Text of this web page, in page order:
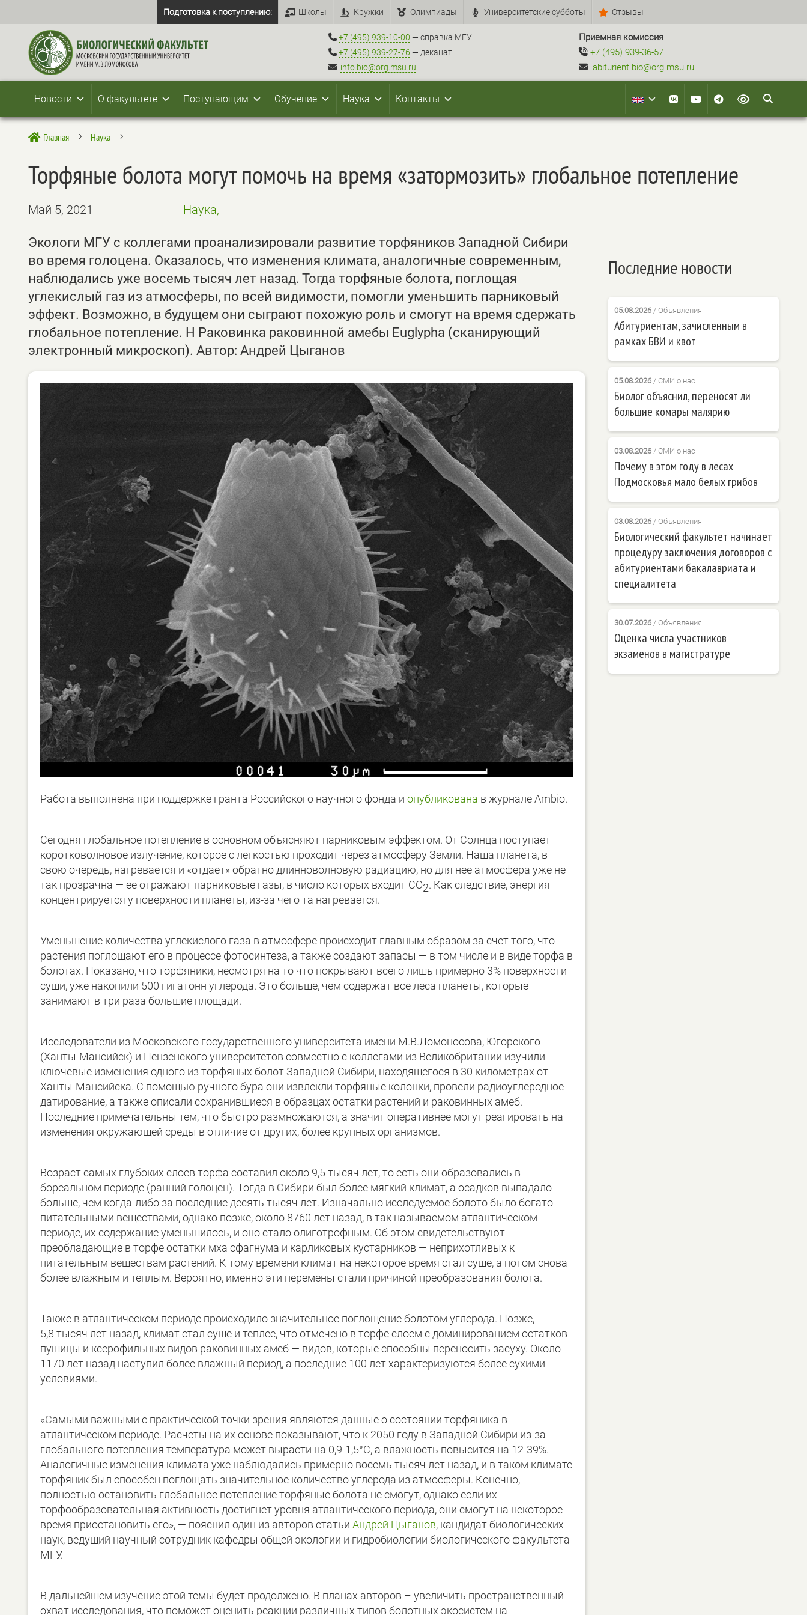
Подготовка к поступлению: Школы Кружки Олимпиады Университетские субботы Отзывы
+7 (495) 939-10-00 — справка МГУ
+7 (495) 939-27-76 — деканат
info.bio@org.msu.ru
Приемная комиссия
+7 (495) 939-36-57
abiturient.bio@org.msu.ru
Новости О факультете Поступающим Обучение Наука Контакты
 Главная 5 Наука 5
Торфяные болота могут помочь на время «затормозить» глобальное потепление
Май 5, 2021 Наука,
Экологи МГУ с коллегами проанализировали развитие торфяников Западной Сибири
во время голоцена. Оказалось, что изменения климата, аналогичные современным,
наблюдались уже восемь тысяч лет назад. Тогда торфяные болота, поглощая
углекислый газ из атмосферы, по всей видимости, помогли уменьшить парниковый
эффект. Возможно, в будущем они сыграют похожую роль и смогут на время сдержать
глобальное потепление. Н Раковинка раковинной амебы Euglypha (сканирующий
электронный микроскоп). Автор: Андрей Цыганов
Работа выполнена при поддержке гранта Российского научного фонда и опубликована в журнале Ambio.
Сегодня глобальное потепление в основном объясняют парниковым эффектом. От Солнца поступает
коротковолновое излучение, которое с легкостью проходит через атмосферу Земли. Наша планета, в
свою очередь, нагревается и «отдает» обратно длинноволновую радиацию, но для нее атмосфера уже не
так прозрачна — ее отражают парниковые газы, в число которых входит CO2. Как следствие, энергия
концентрируется у поверхности планеты, из-за чего та нагревается.
Уменьшение количества углекислого газа в атмосфере происходит главным образом за счет того, что
растения поглощают его в процессе фотосинтеза, а также создают запасы — в том числе и в виде торфа в
болотах. Показано, что торфяники, несмотря на то что покрывают всего лишь примерно 3% поверхности
суши, уже накопили 500 гигатонн углерода. Это больше, чем содержат все леса планеты, которые
занимают в три раза большие площади.
Исследователи из Московского государственного университета имени М.В.Ломоносова, Югорского
(Ханты-Мансийск) и Пензенского университетов совместно с коллегами из Великобритании изучили
ключевые изменения одного из торфяных болот Западной Сибири, находящегося в 30 километрах от
Ханты-Мансийска. С помощью ручного бура они извлекли торфяные колонки, провели радиоуглеродное
датирование, а также описали сохранившиеся в образцах остатки растений и раковинных амеб.
Последние примечательны тем, что быстро размножаются, а значит оперативнее могут реагировать на
изменения окружающей среды в отличие от других, более крупных организмов.
Возраст самых глубоких слоев торфа составил около 9,5 тысяч лет, то есть они образовались в
бореальном периоде (ранний голоцен). Тогда в Сибири был более мягкий климат, а осадков выпадало
больше, чем когда-либо за последние десять тысяч лет. Изначально исследуемое болото было богато
питательными веществами, однако позже, около 8760 лет назад, в так называемом атлантическом
периоде, их содержание уменьшилось, и оно стало олиготрофным. Об этом свидетельствуют
преобладающие в торфе остатки мха сфагнума и карликовых кустарников — неприхотливых к
питательным веществам растений. К тому времени климат на некоторое время стал суше, а потом снова
более влажным и теплым. Вероятно, именно эти перемены стали причиной преобразования болота.
Также в атлантическом периоде происходило значительное поглощение болотом углерода. Позже,
5,8 тысяч лет назад, климат стал суше и теплее, что отмечено в торфе слоем с доминированием остатков
пушицы и ксерофильных видов раковинных амеб — видов, которые способны переносить засуху. Около
1170 лет назад наступил более влажный период, а последние 100 лет характеризуются более сухими
условиями.
«Самыми важными с практической точки зрения являются данные о состоянии торфяника в
атлантическом периоде. Расчеты на их основе показывают, что к 2050 году в Западной Сибири из-за
глобального потепления температура может вырасти на 0,9-1,5°C, а влажность повысится на 12-39%.
Аналогичные изменения климата уже наблюдались примерно восемь тысяч лет назад, и в таком климате
торфяник был способен поглощать значительное количество углерода из атмосферы. Конечно,
полностью остановить глобальное потепление торфяные болота не смогут, однако если их
торфообразовательная активность достигнет уровня атлантического периода, они смогут на некоторое
время приостановить его», — пояснил один из авторов статьи Андрей Цыганов, кандидат биологических
наук, ведущий научный сотрудник кафедры общей экологии и гидробиологии биологического факультета
МГУ.
В дальнейшем изучение этой темы будет продолжено. В планах авторов – увеличить пространственный
охват исследования, что поможет оценить реакции различных типов болотных экосистем на
Последние новости
05.08.2026/ Объявления
Абитуриентам, зачисленным в
рамках БВИ и квот
05.08.2026/ СМИ о нас
Биолог объяснил, переносят ли
большие комары малярию
03.08.2026/ СМИ о нас
Почему в этом году в лесах
Подмосковья мало белых грибов
03.08.2026/ Объявления
Биологический факультет начинает
процедуру заключения договоров с
абитуриентами бакалавриата и
специалитета
30.07.2026/ Объявления
Оценка числа участников
экзаменов в магистратуре